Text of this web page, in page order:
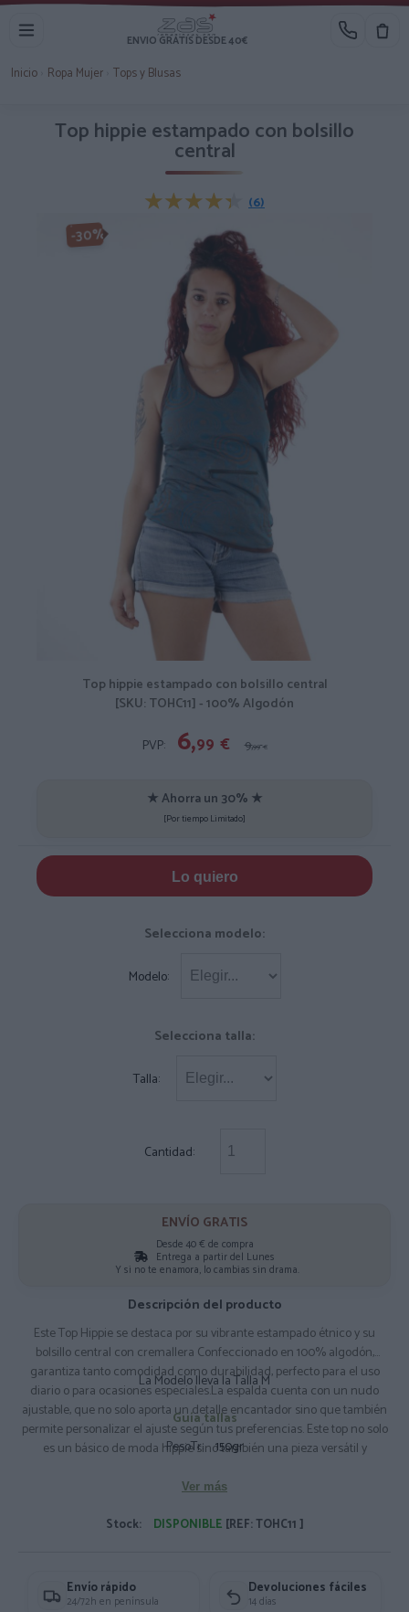
ENVIO GRATIS DESDE 40€
Inicio Ropa Mujer Tops y Blusas
Top hippie estampado con bolsillo
central
★★★★★
★★★★★ (6)
-30%
Top hippie estampado con bolsillo central
[SKU: TOHC11] - 100% Algodón
PVP:
6,99 € 9,99 €
★ Ahorra un 30% ★
[Por tiempo Limitado]
Lo quiero
Selecciona modelo:
Modelo:
Selecciona talla:
Talla:
Cantidad:
ENVÍO GRATIS
Desde 40 € de compra
Entrega a partir del Lunes
Y si no te enamora, lo cambias sin drama.
Descripción del producto
Este Top Hippie se destaca por su vibrante estampado étnico y su
bolsillo central con cremallera Confeccionado en 100% algodón,
garantiza tanto comodidad como durabilidad, perfecto para el uso
diario o para ocasiones especiales.La espalda cuenta con un nudo
ajustable, que no solo aporta un detalle encantador sino que también
permite personalizar el ajuste según tus preferencias. Este top no solo
es un básico de moda hippie sino también una pieza versátil y
La Modelo lleva la Talla M
Guía tallas
PesoTr: 150gr
Ver más
Stock: DISPONIBLE [REF: TOHC11 ]
Envío rápido
24/72h en península
Devoluciones fáciles
14 días